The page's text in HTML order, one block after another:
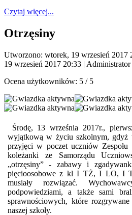
Czytaj więcej...
Otrzęsiny
Utworzono: wtorek, 19 wrzesień 2017
19 wrzesień 2017 20:33 | Administrator
Ocena użytkowników: 5 / 5
Środę, 13 września 2017r.,
wyjątkową w życiu szkolnym, gdyż
przyjęci w poczet uczniów Zespołu
koleżanki ze Samorządu
„otrzęsiny” - zabawy i
pięcioosobowe z kl I TŻ, I LO, I
musiały rozwiązać.
podpowiedziami, a także sami
sprawnościowych, które
naszej szkoły.